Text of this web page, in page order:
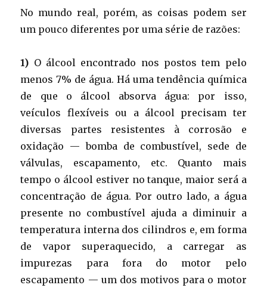
No mundo real, porém, as coisas podem ser
um pouco diferentes por uma série de razões:
1) O álcool encontrado nos postos tem pelo
menos 7% de água. Há uma tendência química
de que o álcool absorva água: por isso,
veículos flexíveis ou a álcool precisam ter
diversas partes resistentes à corrosão e
oxidação — bomba de combustível, sede de
válvulas, escapamento, etc. Quanto mais
tempo o álcool estiver no tanque, maior será a
concentração de água. Por outro lado, a água
presente no combustível ajuda a diminuir a
temperatura interna dos cilindros e, em forma
de vapor superaquecido, a carregar as
impurezas para fora do motor pelo
escapamento — um dos motivos para o motor